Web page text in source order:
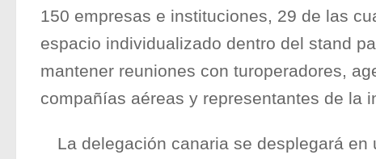
150 empresas e instituciones, 29 de las
espacio individualizado dentro del stand
mantener reuniones con turoperadores,
compañías aéreas y representantes de la
La delegación canaria se desplegará en